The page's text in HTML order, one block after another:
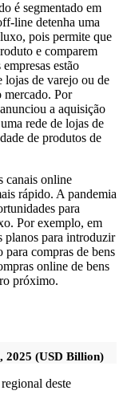
é segmentado em
line detenha uma
pois permite que
e comparem
estão
lojas de varejo ou de
mercado. Por
a aquisição
rede de lojas de
de produtos de
canais online
rápido. A pandemia
para
Por exemplo, em
planos para introduzir
compras de bens
online de bens
próximo.
2025 (USD Billion)
deste